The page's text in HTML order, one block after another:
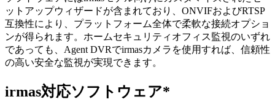
ットアップウィザードが含まれており、ONVIFおよびRTSP
互換性により、プラットフォーム全体で柔軟な接続オプショ
ンが得られます。ホームセキュリティオフィス監視のいずれ
であっても、Agent DVRでirmasカメラを使用すれば、信頼性
の高い安全な監視が実現できます。
irmas対応ソフトウェア*